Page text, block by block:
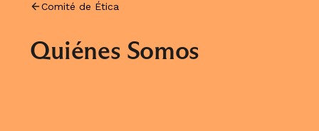
Comité de Ética
Quiénes Somos